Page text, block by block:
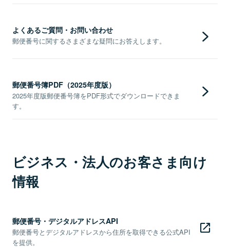
よくあるご質問・お問い合わせ
郵便番号に関するさまざまな疑問にお答えします。
郵便番号簿PDF（2025年度版）
2025年度版郵便番号簿をPDF形式でダウンロードできま
す。
ビジネス・法人のお客さま向け
情報
郵便番号・デジタルアドレスAPI
郵便番号とデジタルアドレスから住所を取得できる公式API
を提供。